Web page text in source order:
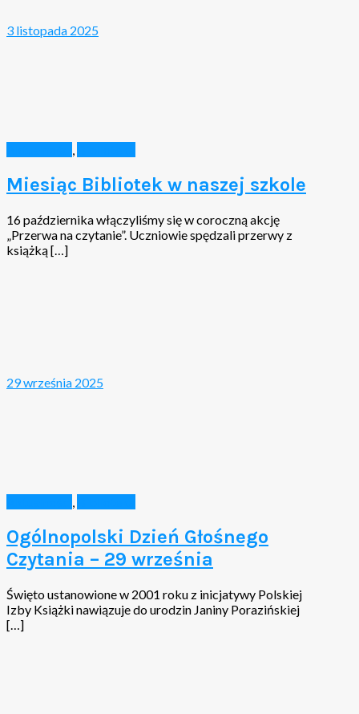
3 listopada 2025
,
Miesiąc Bibliotek w naszej szkole
16 października włączyliśmy się w coroczną akcję
„Przerwa na czytanie”. Uczniowie spędzali przerwy z
książką […]
29 września 2025
,
Ogólnopolski Dzień Głośnego
Czytania – 29 września
Święto ustanowione w 2001 roku z inicjatywy Polskiej
Izby Książki nawiązuje do urodzin Janiny Porazińskiej
[…]